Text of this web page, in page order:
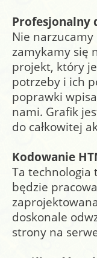
Profesjonalny
Nie
zamykamy się
projekt, który
potrzeby i ich
poprawki
nami. Grafik
do całkowitej
Kodowanie
Ta technologia
będzie
doskonale
strony na